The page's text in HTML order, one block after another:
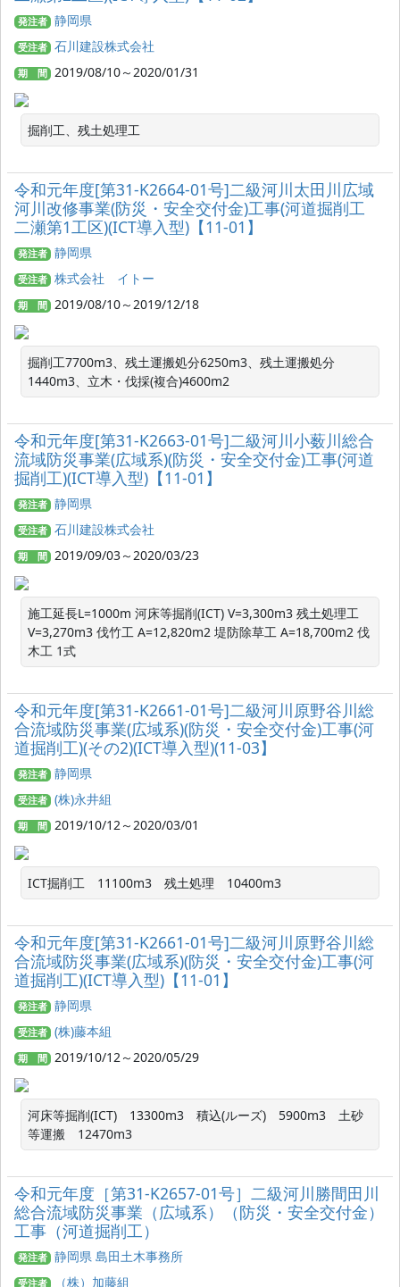
発注者 静岡県
受注者 石川建設株式会社
期 間 2019/08/10～2020/01/31
掘削工、残土処理工
令和元年度[第31-K2664-01号]二級河川太田川広域
河川改修事業(防災・安全交付金)工事(河道掘削工
二瀬第1工区)(ICT導入型)【11-01】
発注者 静岡県
受注者 株式会社 イトー
期 間 2019/08/10～2019/12/18
掘削工7700m3、残土運搬処分6250m3、残土運搬処分
1440m3、立木・伐採(複合)4600m2
令和元年度[第31-K2663-01号]二級河川小薮川総合
流域防災事業(広域系)(防災・安全交付金)工事(河道
掘削工)(ICT導入型)【11-01】
発注者 静岡県
受注者 石川建設株式会社
期 間 2019/09/03～2020/03/23
施工延長L=1000m 河床等掘削(ICT) V=3,300m3 残土処理工
V=3,270m3 伐竹工 A=12,820m2 堤防除草工 A=18,700m2 伐
木工 1式
令和元年度[第31-K2661-01号]二級河川原野谷川総
合流域防災事業(広域系)(防災・安全交付金)工事(河
道掘削工)(その2)(ICT導入型)(11-03】
発注者 静岡県
受注者 (株)永井組
期 間 2019/10/12～2020/03/01
ICT掘削工　11100m3　残土処理　10400m3
令和元年度[第31‐K2661‐01号]二級河川原野谷川総
合流域防災事業(広域系)(防災・安全交付金)工事(河
道掘削工)(ICT導入型)【11‐01】
発注者 静岡県
受注者 (株)藤本組
期 間 2019/10/12～2020/05/29
河床等掘削(ICT)　13300m3　積込(ルーズ)　5900m3　土砂
等運搬　12470m3
令和元年度［第31-K2657-01号］二級河川勝間田川
総合流域防災事業（広域系）（防災・安全交付金）
工事（河道掘削工）
発注者 静岡県 島田土木事務所
受注者 （株）加藤組